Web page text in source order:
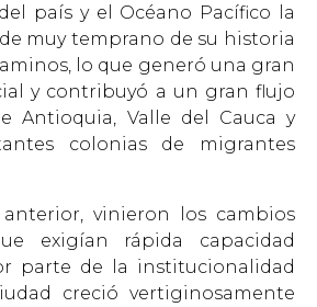
país y el Océano Pacífico la
muy temprano de su historia
lo que generó una gran
y contribuyó a un gran flujo
Antioquia, Valle del Cauca y
colonias de migrantes
vinieron los cambios
exigían rápida capacidad
parte de la institucionalidad
creció vertiginosamente